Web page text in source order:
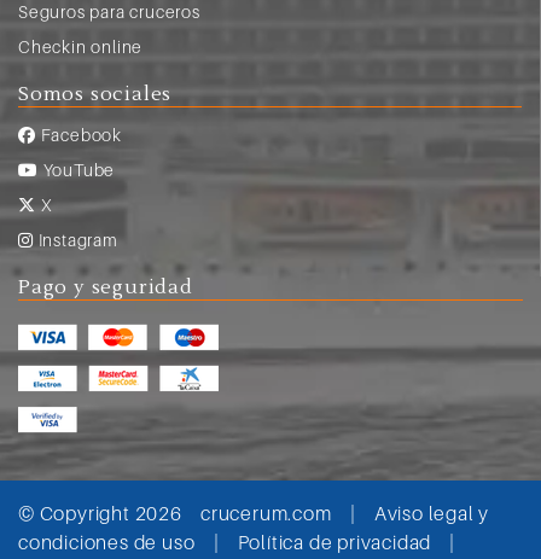
Seguros para cruceros
Checkin online
Somos sociales
Facebook
YouTube
X
Instagram
Pago y seguridad
© Copyright 2026crucerum.com
Aviso legal y
condiciones de uso
Política de privacidad